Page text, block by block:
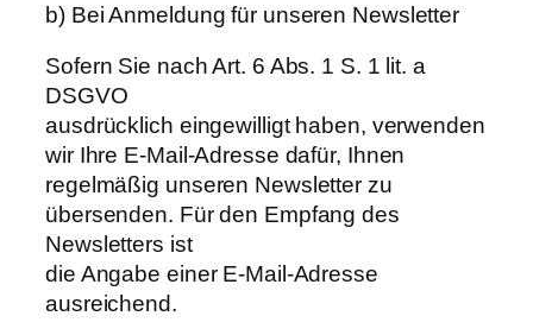
b) Bei Anmeldung für unseren Newsletter
Sofern Sie nach Art. 6 Abs. 1 S. 1 lit. a
DSGVO
ausdrücklich eingewilligt haben, verwenden
wir Ihre E-Mail-Adresse dafür, Ihnen
regelmäßig unseren Newsletter zu
übersenden. Für den Empfang des
Newsletters ist
die Angabe einer E-Mail-Adresse
ausreichend.